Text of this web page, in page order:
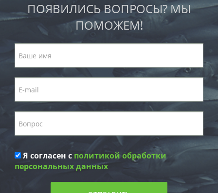
ПОЯВИЛИСЬ ВОПРОСЫ? МЫ
ПОМОЖЕМ!
Я согласен с политикой обработки
персональных данных